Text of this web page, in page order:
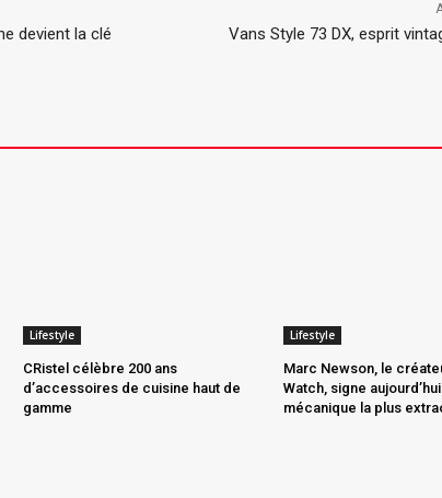
devient la clé
Vans Style 73 DX, esprit
Lifestyle
CRistel célèbre 200 ans
d’accessoires de cuisine haut de
gamme
Lifestyle
Marc Newson, le
Watch, signe
mécanique la plus